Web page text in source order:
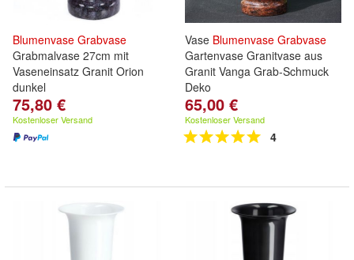
Blumenvase Grabvase
Grabmalvase 27cm mit
Vaseneinsatz Granit Orion
dunkel
75,80 €
Kostenloser Versand
Vase Blumenvase Grabvase
Gartenvase Granitvase aus
Granit Vanga Grab-Schmuck
Deko
65,00 €
Kostenloser Versand
4